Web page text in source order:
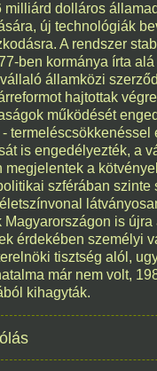
08. 08.
éve
08. 08.
éve
milliárd dolláros
új technológiák
A rendszer
ben kormánya írta
államközi
hajtottak
működését
termeléscsökkenéssel
is engedélyezték, a
a
szférában szinte
is
érdekében személyi
tisztség alól,
már nem volt,
kihagyták.